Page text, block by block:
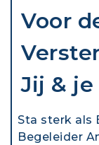
Voor
Jij &
Sta sterk als
Begeleider